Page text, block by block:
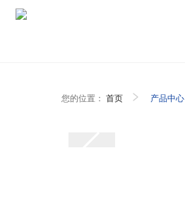
您的位置： 首页 产品中心